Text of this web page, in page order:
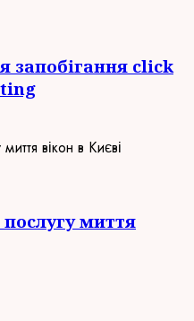
запобігання click
миття